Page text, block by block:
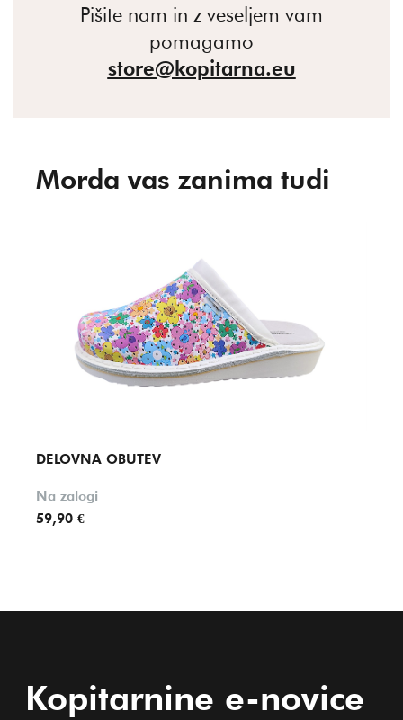
Pišite nam in z veseljem vam
pomagamo
store@kopitarna.eu
Morda vas zanima tudi
DELOVNA OBUTEV
Na zalogi
59,90 €
Kopitarnine e-novice